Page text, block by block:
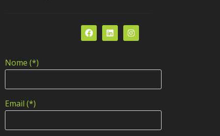
Nome (*)
Email (*)